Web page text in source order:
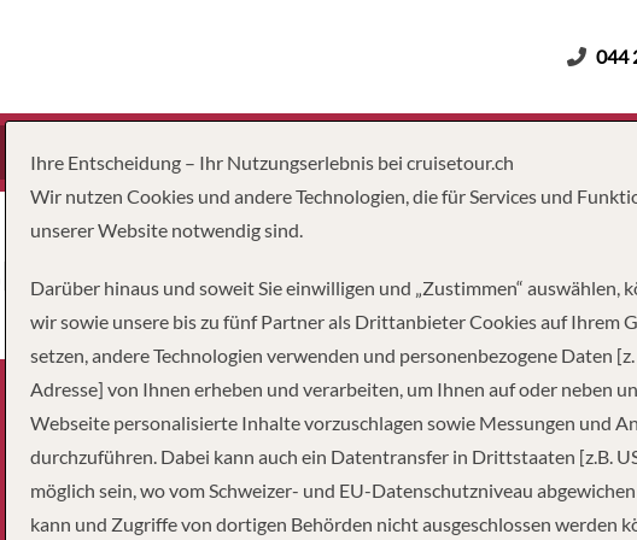
044
Erwachsene Kinder
BESATZUNG
1,185
TONNAGE
138,279
Ihre Entscheidung – Ihr Nutzungserlebnis bei cruisetour.ch
Wir nutzen Cookies und andere Technologien, die für Services und
unserer Website notwendig sind.
Darüber hinaus und soweit Sie einwilligen und „Zustimmen“ auswählen,
wir sowie unsere bis zu fünf Partner als Drittanbieter Cookies auf Ihrem
setzen, andere Technologien verwenden und personenbezogene Daten [z.
Adresse] von Ihnen erheben und verarbeiten, um Ihnen auf oder neben
Webseite personalisierte Inhalte vorzuschlagen sowie Messungen und
durchzuführen. Dabei kann auch ein Datentransfer in Drittstaaten [z.B.
möglich sein, wo vom Schweizer- und EU-Datenschutzniveau
kann und Zugriffe von dortigen Behörden nicht ausgeschlossen werden